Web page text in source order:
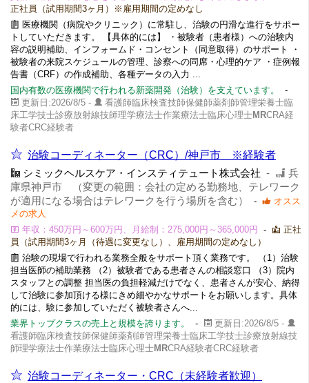
正社員（試用期間3ヶ月）※雇用期間の定めなし
医療機関（病院やクリニック）に常駐し、治験の円滑な進行をサポー
トしていただきます。 【具体的には】 ・被験者（患者様）への治験内
容の説明補助、インフォームド・コンセント（同意取得）のサポート ・
被験者の来院スケジュールの管理、診察への同席・心理的ケア ・症例報
告書（CRF）の作成補助、各種データの入力 ...
国内有数の医療機関で行われる新薬開発（治験）を支えています。
-
更新日:2026/8/5 -
看護師臨床検査技師保健師薬剤師管理栄養士臨
床工学技士診療放射線技師理学療法士作業療法士臨床心理士MRCRA経
験者CRC経験者
治験コーディネーター（CRC）/神戸市 ※経験者
シミックヘルスケア・インスティテュート株式会社 -
兵
庫県神戸市 （変更の範囲：会社の定める勤務地、テレワーク
が適用になる場合はテレワークを行う場所を含む）
-
オスス
メの求人
年収：450万円～600万円、月給制：275,000円～365,000円
-
正社
員（試用期間3ヶ月（待遇に変更なし）、雇用期間の定めなし）
治験の現場で行われる業務全般をサポート頂く業務です。 （1）治験
担当医師の補助業務 （2）被験者である患者さんの相談窓口 （3）院内
スタッフとの調整 担当医の負担軽減だけでなく、患者さんが安心、納得
して治験に参加頂ける様にきめ細やかなサポートをお願いします。具体
的には、験に参加していただく被験者さんへ...
業界トップクラスの売上と規模を誇ります。
-
更新日:2026/8/5 -
看護師臨床検査技師保健師薬剤師管理栄養士臨床工学技士診療放射線技
師理学療法士作業療法士臨床心理士MRCRA経験者CRC経験者
治験コーディネーター・CRC（未経験者歓迎）